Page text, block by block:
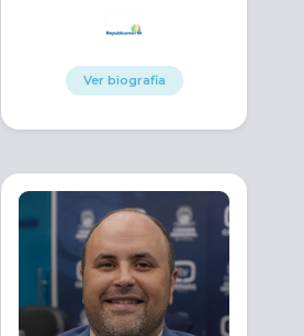
Ver biografia